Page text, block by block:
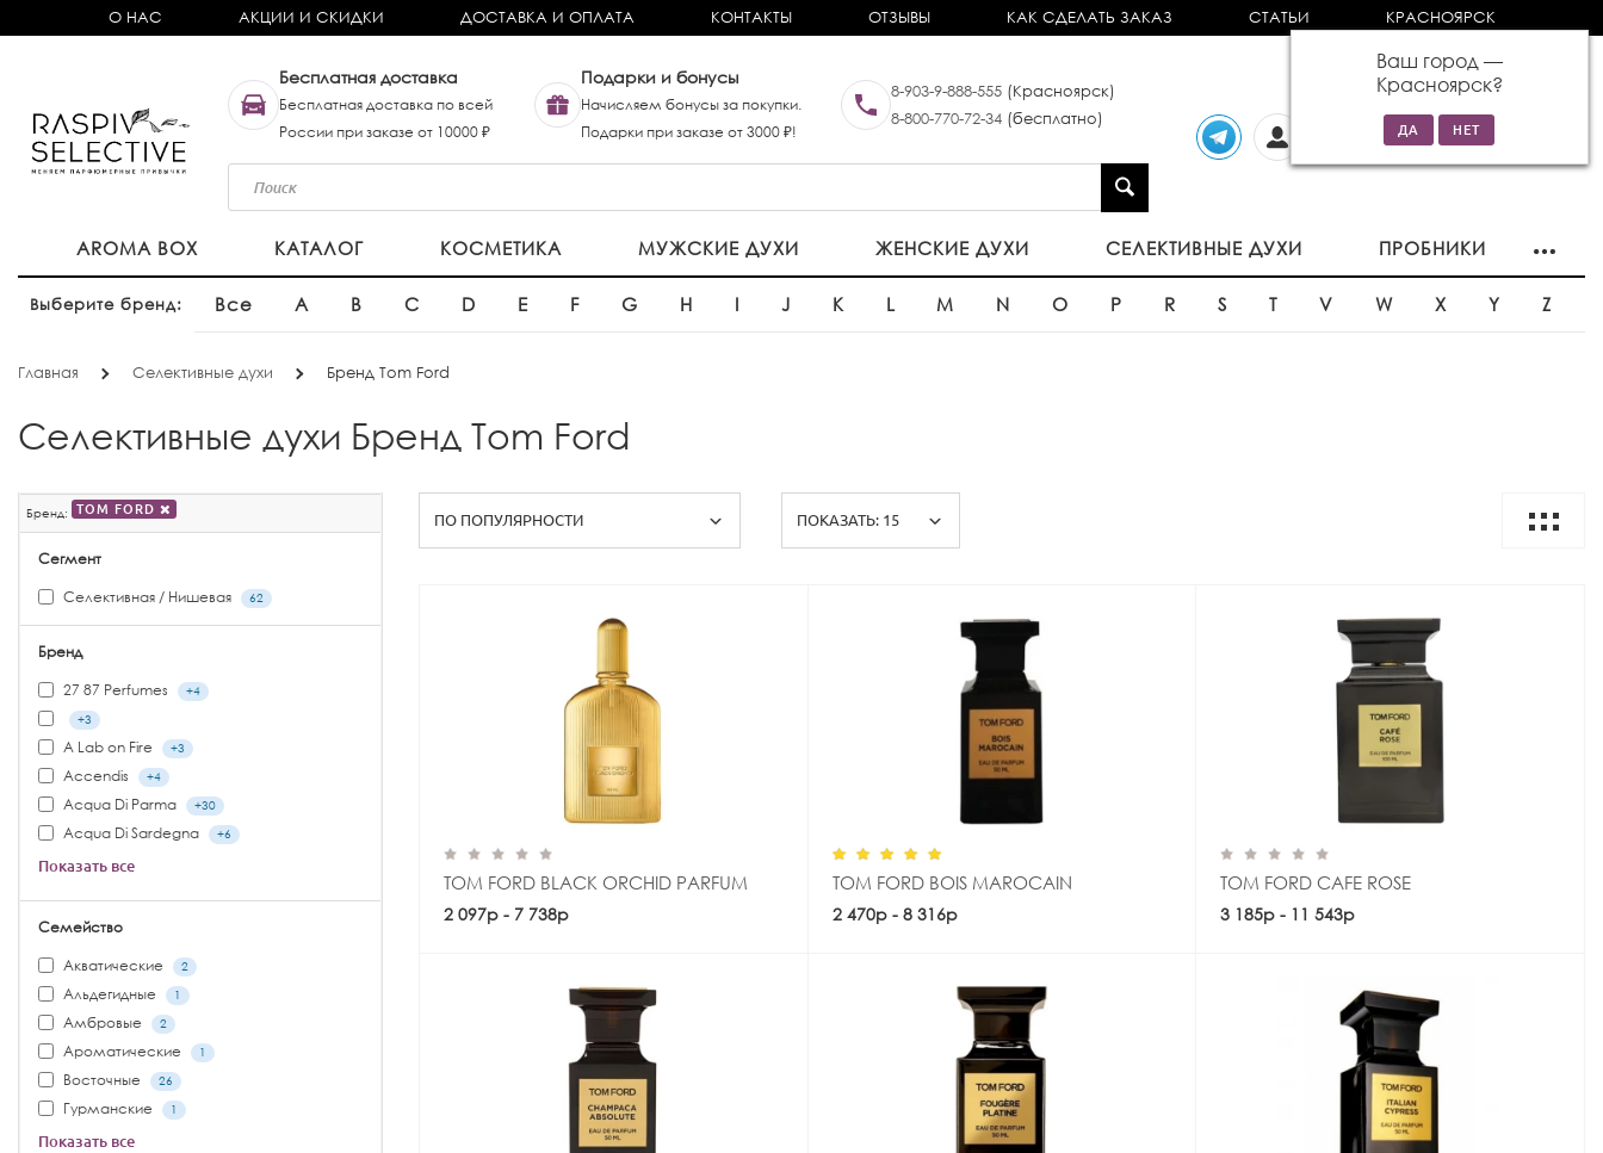
О НАС АКЦИИ И СКИДКИ ДОСТАВКА И ОПЛАТА КОНТАКТЫ ОТЗЫВЫ КАК СДЕЛАТЬ ЗАКАЗ СТАТЬИ КРАСНОЯРСК
Ваш город —
Красноярск?
Бесплатная доставка
Бесплатная доставка по всей
России при заказе от 10000 ₽
Подарки и бонусы
Начисляем бонусы за покупки.
Подарки при заказе от 3000 ₽!
8-903-9-888-555 (Красноярск)
8-800-770-72-34 (бесплатно)
0 товаров
на сумму 0р
AROMA BOX КАТАЛОГ КОСМЕТИКА МУЖСКИЕ ДУХИ ЖЕНСКИЕ ДУХИ СЕЛЕКТИВНЫЕ ДУХИ ПРОБНИКИ
Выберите бренд: Все A B C D E F G H I J K L M N O P R S T V W X Y Z
Главная Селективные духи Бренд Tom Ford
Селективные духи Бренд Tom Ford
Бренд: TOM FORD
Сегмент
Селективная / Нишевая
62
Бренд
27 87 Perfumes
+4
+3
A Lab on Fire +3
Accendis +4
Acqua Di Parma +30
Acqua Di Sardegna +6
Показать все
Семейство
Акватические
2
Альдегидные 1
Амбровые 2
Ароматические 1
Восточные 26
Гурманские 1
Показать все
TOM FORD BLACK ORCHID PARFUM
2 097р - 7 738р
TOM FORD BOIS MAROCAIN
2 470р - 8 316р
TOM FORD CAFE ROSE
3 185р - 11 543рКупить